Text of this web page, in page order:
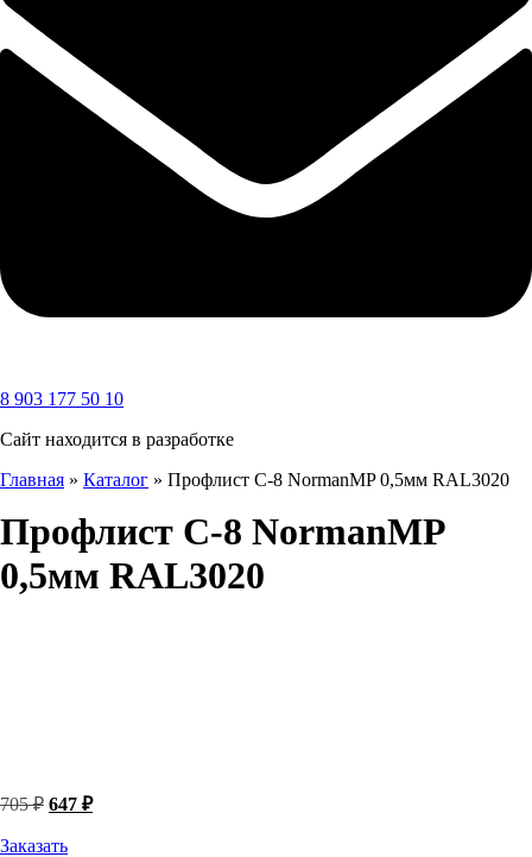
8 903 177 50 10
Сайт находится в разработке
Главная » Каталог » Профлист С-8 NormanMP 0,5мм RAL3020
Профлист С-8 NormanMP
0,5мм RAL3020
705₽ Первоначальная
составляла
647 ₽Текущая
Заказать